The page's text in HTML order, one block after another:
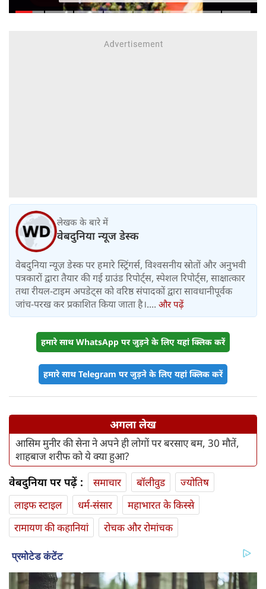
लेखक के बारे में
वेबदुनिया न्यूज डेस्क
वेबदुनिया न्यूज़ डेस्क पर हमारे स्ट्रिंगर्स, विश्वसनीय स्रोतों और अनुभवी
पत्रकारों द्वारा तैयार की गई ग्राउंड रिपोर्ट्स, स्पेशल रिपोर्ट्स, साक्षात्कार
तथा रीयल-टाइम अपडेट्स को वरिष्ठ संपादकों द्वारा सावधानीपूर्वक
जांच-परख कर प्रकाशित किया जाता है।.... और पढ़ें
हमारे साथ WhatsApp पर जुड़ने के लिए यहां क्लिक करें
हमारे साथ Telegram पर जुड़ने के लिए यहां क्लिक करें
अगला लेख
आसिम मुनीर की सेना ने अपने ही लोगों पर बरसाए बम, 30 मौतें,
शाहबाज शरीफ को ये क्या हुआ?
वेबदुनिया पर पढ़ें : समाचार बॉलीवुड
ज्योतिष
लाइफ स्‍टाइल
धर्म-संसार
महाभारत के किस्से
रामायण की कहानियां
रोचक और रोमांचक